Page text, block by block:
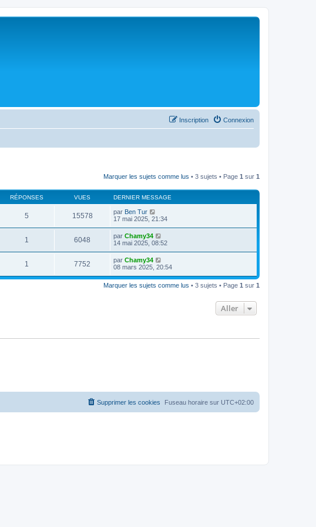
Connexion
Inscription
Marquer les sujets comme lus • 3 sujets • Page 1 sur 1
RÉPONSES VUES DERNIER MESSAGE
5 15578 par Ben Tur
17 mai 2025, 21:34
1 6048 par Chamy34
14 mai 2025, 08:52
1 7752 par Chamy34
08 mars 2025, 20:54
Marquer les sujets comme lus • 3 sujets • Page 1 sur 1
Aller
Fuseau horaire sur UTC+02:00
Supprimer les cookies